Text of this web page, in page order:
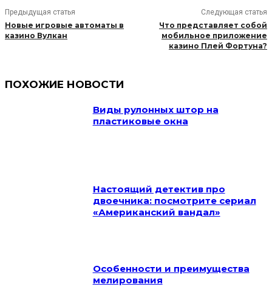
Предыдущая статья
Новые игровые автоматы в
казино Вулкан
Следующая статья
Что представляет собой
мобильное приложение
казино Плей Фортуна?
ПОХОЖИЕ НОВОСТИ
Виды рулонных штор на
пластиковые окна
Настоящий детектив про
двоечника: посмотрите сериал
«Американский вандал»
Особенности и преимущества
мелирования